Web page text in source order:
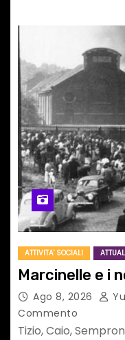
ATTIVITA' SOCIALI
Marcinelle e i
Ago 8, 2026
Commento
Tizio, Caio,